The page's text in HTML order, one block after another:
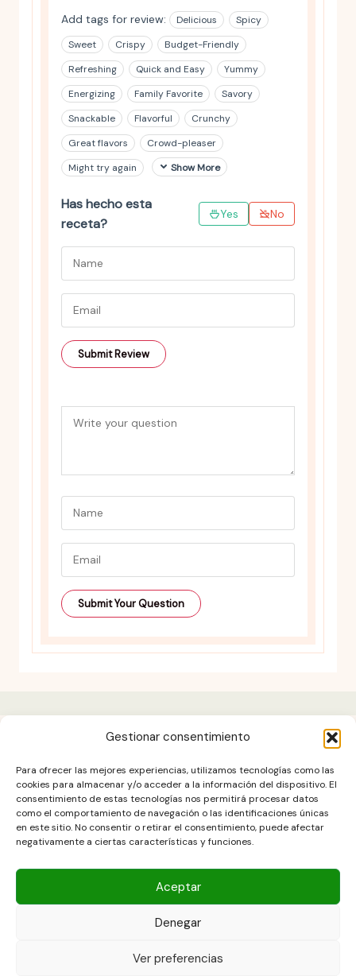
Gestionar consentimiento
Para ofrecer las mejores experiencias, utilizamos tecnologías como las
cookies para almacenar y/o acceder a la información del dispositivo. El
consentimiento de estas tecnologías nos permitirá procesar datos
como el comportamiento de navegación o las identificaciones únicas
en este sitio. No consentir o retirar el consentimiento, puede afectar
negativamente a ciertas características y funciones.
Aceptar
Denegar
Ver preferencias
Add tags for review: Delicious
Spicy
Sweet
Crispy
Budget-Friendly
Refreshing
Quick and Easy
Yummy
Energizing
Family Favorite
Savory
Snackable
Flavorful
Crunchy
Great flavors
Crowd-pleaser
Might try again
Show More
Has hecho esta
receta?
Yes No
Aviso legal
Contacto
DESCARGO DE RESPONSABILIDAD
Política de cookies (UE)
POLÍTICA DE PRIVACIDAD
Copyright © 2026 Las Recetas Caseras de Isa. Powered by Las